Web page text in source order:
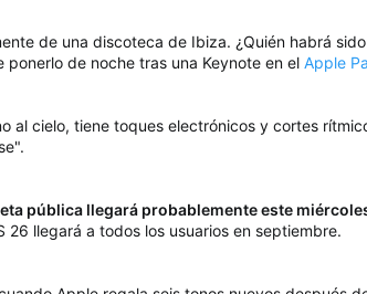
de una discoteca de Ibiza. ¿Quién habrá
de noche tras una Keynote en el Apple
al cielo, tiene toques electrónicos y cortes
pública llegará probablemente este
llegará a todos los usuarios en septiembre.